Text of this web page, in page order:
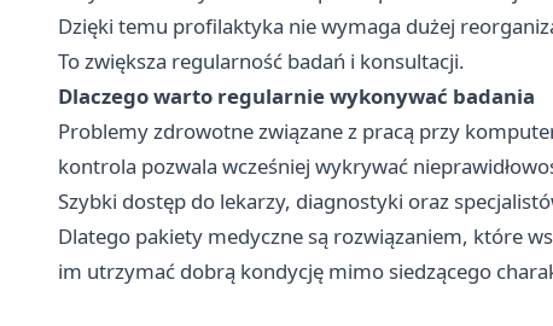
Dzięki temu profilaktyka nie wymaga dużej
To zwiększa regularność badań i konsultacji.
Dlaczego warto regularnie wykonywać badania
Problemy zdrowotne związane z pracą przy
kontrola pozwala wcześniej wykrywać
Szybki dostęp do lekarzy, diagnostyki oraz
Dlatego pakiety medyczne są rozwiązaniem, które
im utrzymać dobrą kondycję mimo siedzącego